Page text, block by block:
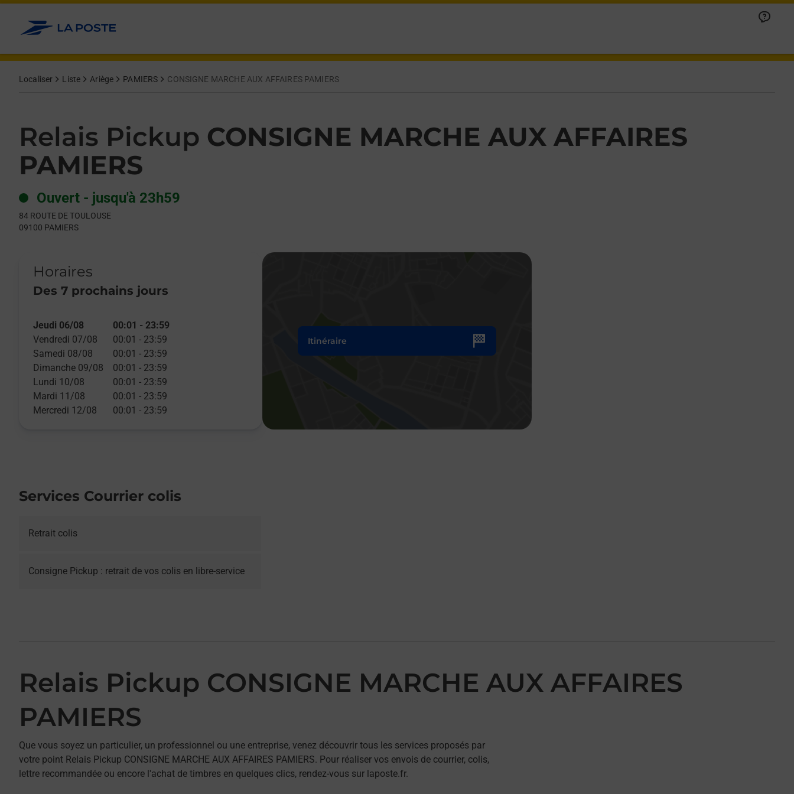
Allez au contenu
Localiser Liste Ariège PAMIERS CONSIGNE MARCHE AUX AFFAIRES PAMIERS
Relais Pickup CONSIGNE MARCHE AUX AFFAIRES
PAMIERS
Ouvert - jusqu'à 23h59
84 ROUTE DE TOULOUSE
09100 PAMIERS
Horaires
Des 7 prochains jours
Day of the WeekHours
Jeudi 06/08 00:01 - 23:59
Vendredi 07/08
00:01 - 23:59
Samedi 08/08
00:01 - 23:59
Dimanche 09/08
00:01 - 23:59
Lundi 10/08
00:01 - 23:59
Mardi 11/08
00:01 - 23:59
Mercredi 12/08
00:01 - 23:59
Itinéraire
Services Courrier colis
Retrait colis
Consigne Pickup : retrait de vos colis en libre-service
Relais Pickup CONSIGNE MARCHE AUX AFFAIRES
PAMIERS
Que vous soyez un particulier, un professionnel ou une entreprise, venez découvrir tous les services proposés par
votre point Relais Pickup CONSIGNE MARCHE AUX AFFAIRES PAMIERS. Pour réaliser vos envois de courrier, colis,
lettre recommandée ou encore l'achat de timbres en quelques clics, rendez-vous sur laposte.fr.
Get directions to Relais Pickup at 84 ROUTE DE TOULOUSE PAMIERS,
lien s'ouvre dans un nouvel onglet